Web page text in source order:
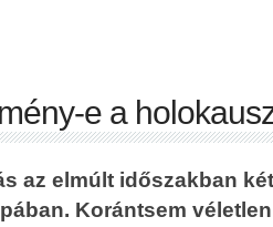
e a
az elmúlt időszakban
Korántsem